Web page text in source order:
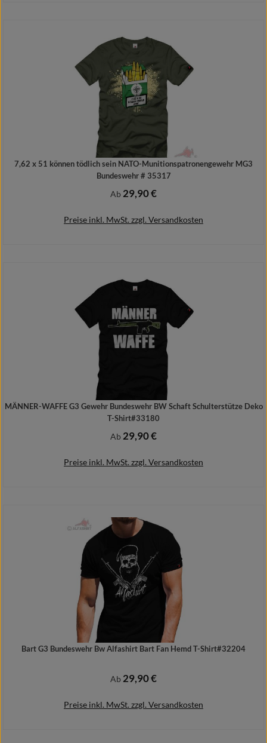
In den Warenkorb
7,62 x 51 können tödlich sein NATO-Munitionspatronengewehr MG3
Bundeswehr # 35317
Regulärer Preis:
Ab29,90 €
Preise inkl. MwSt. zzgl. Versandkosten
Details
MÄNNER-WAFFE G3 Gewehr Bundeswehr BW Schaft Schulterstütze Deko
T-Shirt#33180
Regulärer Preis:
Ab29,90 €
Preise inkl. MwSt. zzgl. Versandkosten
Details
Bart G3 Bundeswehr Bw Alfashirt Bart Fan Hemd T-Shirt#32204
Regulärer Preis:
Ab29,90 €
Preise inkl. MwSt. zzgl. Versandkosten